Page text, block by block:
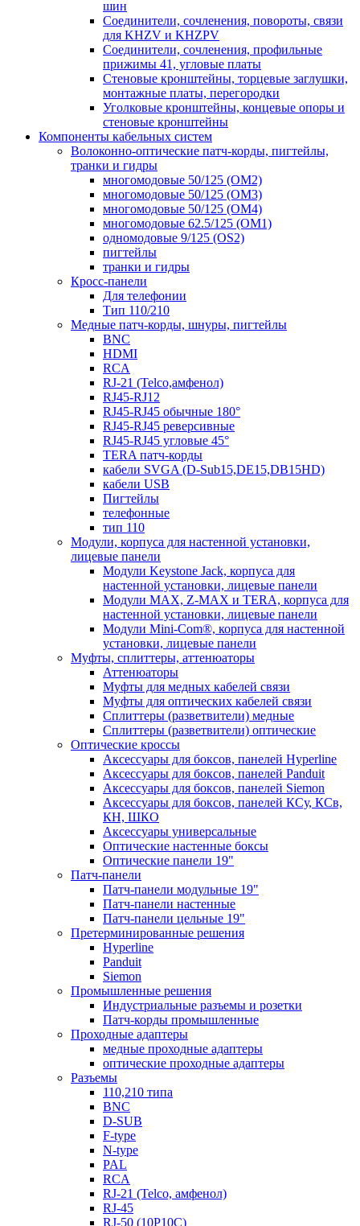
шин
Соединители, сочленения, повороты, связи
для KHZV и KHZPV
Соединители, сочленения, профильные
прижимы 41, угловые платы
Стеновые кронштейны, торцевые заглушки,
монтажные платы, перегородки
Уголковые кронштейны, концевые опоры и
стеновые кронштейны
Компоненты кабельных систем
Волоконно-оптические патч-корды, пигтейлы,
транки и гидры
многомодовые 50/125 (OM2)
многомодовые 50/125 (OM3)
многомодовые 50/125 (OM4)
многомодовые 62.5/125 (OM1)
одномодовые 9/125 (OS2)
пигтейлы
транки и гидры
Кросс-панели
Для телефонии
Тип 110/210
Медные патч-корды, шнуры, пигтейлы
BNC
HDMI
RCA
RJ-21 (Telco,амфенол)
RJ45-RJ12
RJ45-RJ45 обычные 180°
RJ45-RJ45 реверсивные
RJ45-RJ45 угловые 45°
TERA патч-корды
кабели SVGA (D-Sub15,DE15,DB15HD)
кабели USB
Пигтейлы
телефонные
тип 110
Модули, корпуса для настенной установки,
лицевые панели
Модули Keystone Jack, корпуса для
настенной установки, лицевые панели
Модули MAX, Z-MAX и TERA, корпуса для
настенной установки, лицевые панели
Модули Mini-Com®, корпуса для настенной
установки, лицевые панели
Муфты, сплиттеры, аттенюаторы
Аттенюаторы
Муфты для медных кабелей связи
Муфты для оптических кабелей связи
Сплиттеры (разветвители) медные
Сплиттеры (разветвители) оптические
Оптические кроссы
Аксессуары для боксов, панелей Hyperline
Аксессуары для боксов, панелей Panduit
Аксессуары для боксов, панелей Siemon
Аксессуары для боксов, панелей КСу, КСв,
КН, ШКО
Аксессуары универсальные
Оптические настенные боксы
Оптические панели 19"
Патч-панели
Патч-панели модульные 19"
Патч-панели настенные
Патч-панели цельные 19"
Претерминированные решения
Hyperline
Panduit
Siemon
Промышленные решения
Индустриальные разъемы и розетки
Патч-корды промышленные
Проходные адаптеры
медные проходные адаптеры
оптические проходные адаптеры
Разъемы
110,210 типа
BNC
D-SUB
F-type
N-type
PAL
RCA
RJ-21 (Telco, амфенол)
RJ-45
RJ-50 (10P10C)